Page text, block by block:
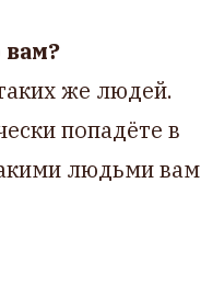
же людей.
попадёте в
людьми вам